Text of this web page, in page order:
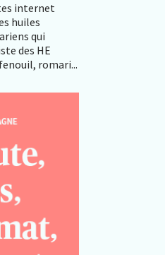
internet
huiles
qui
des HE
romari...